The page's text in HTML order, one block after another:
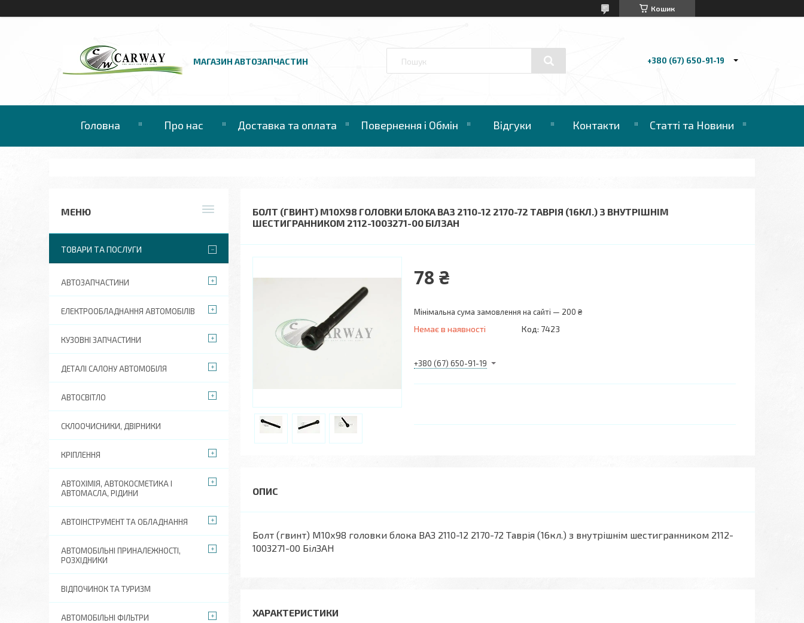
Кошик
МАГАЗИН АВТОЗАПЧАСТИН +380 (67) 650-91-19
Головна Про нас Доставка та оплата Повернення і Обмін Відгуки Контакти Статті та Новини
БОЛТ (ГВИНТ) М10Х98 ГОЛОВКИ БЛОКА ВАЗ 2110-12 2170-72 ТАВРІЯ (16КЛ.) З ВНУТРІШНІМ
ШЕСТИГРАННИКОМ 2112-1003271-00 БІЛЗАН
78 ₴
Мінімальна сума замовлення на сайті — 200 ₴
Немає в наявності Код: 7423
+380 (67) 650-91-19
Болт (гвинт) М10х98 головки блока ВАЗ 2110-12 2170-72 Таврія (16кл.) з внутрішнім шестигранником 2112-
1003271-00 БілЗАН
ХАРАКТЕРИСТИКИ
ТОВАРИ ТА ПОСЛУГИ
АВТОЗАПЧАСТИНИ
ЕЛЕКТРООБЛАДНАННЯ АВТОМОБІЛІВ
КУЗОВНІ ЗАПЧАСТИНИ
ДЕТАЛІ САЛОНУ АВТОМОБІЛЯ
АВТОСВІТЛО
СКЛООЧИСНИКИ, ДВІРНИКИ
КРІПЛЕННЯ
АВТОХІМІЯ, АВТОКОСМЕТИКА І
АВТОМАСЛА, РІДИНИ
АВТОІНСТРУМЕНТ ТА ОБЛАДНАННЯ
АВТОМОБІЛЬНІ ПРИНАЛЕЖНОСТІ,
РОЗХІДНИКИ
ВІДПОЧИНОК ТА ТУРИЗМ
АВТОМОБІЛЬНІ ФІЛЬТРИ